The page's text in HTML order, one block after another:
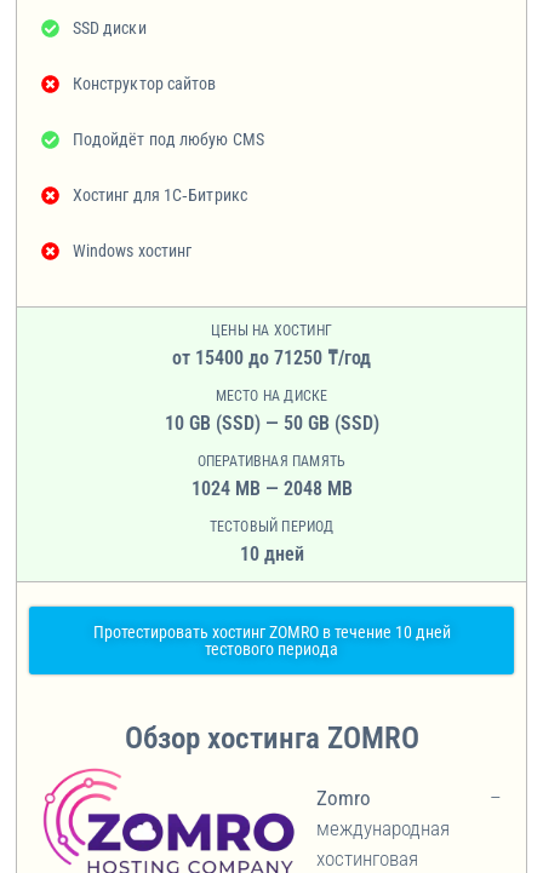
SSD диски
Конструктор сайтов
Подойдёт под любую CMS
Хостинг для 1C‑Битрикс
Windows хостинг
ЦЕНЫ НА ХОСТИНГ
от 15400 до 71250 ₸/год
МЕСТО НА ДИСКЕ
10 GB (SSD) — 50 GB (SSD)
ОПЕРАТИВНАЯ ПАМЯТЬ
1024 MB — 2048 MB
ТЕСТОВЫЙ ПЕРИОД
10 дней
Протестировать хостинг ZOMRO в течение 10 дней
тестового периода
Обзор хостинга ZOMRO
Zomro –
международная
хостинговая